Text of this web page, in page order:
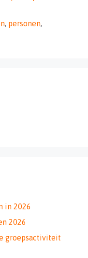
, personen,
in 2026
2026
groepsactiviteit